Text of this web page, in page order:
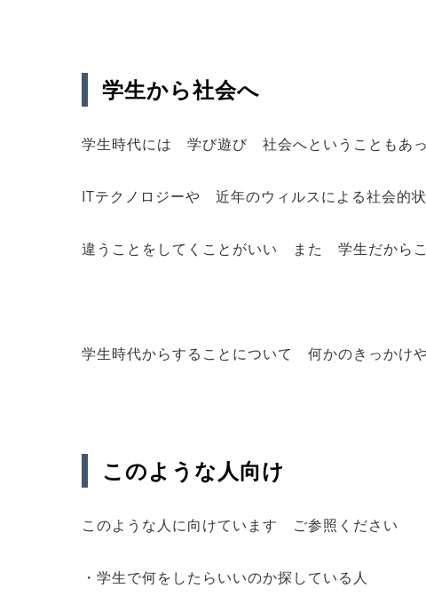
学生から社会へ
学生時代には 学び遊び 社会へということもあ
ITテクノロジーや 近年のウィルスによる社会的
違うことをしてくことがいい また 学生だから
学生時代からすることについて 何かのきっかけ
このような人向け
このような人に向けています ご参照ください
・学生で何をしたらいいのか探している人